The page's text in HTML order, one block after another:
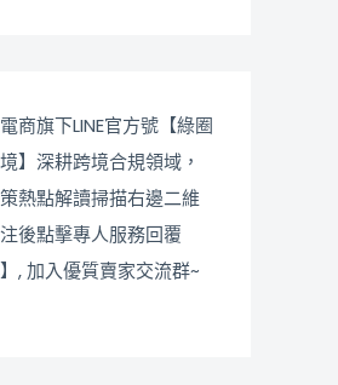
商旗下LINE官方號【綠圈
】深耕跨境合規領域，
熱點解讀掃描右邊二維
後點擊專人服務回覆
】, 加入優質賣家交流群~